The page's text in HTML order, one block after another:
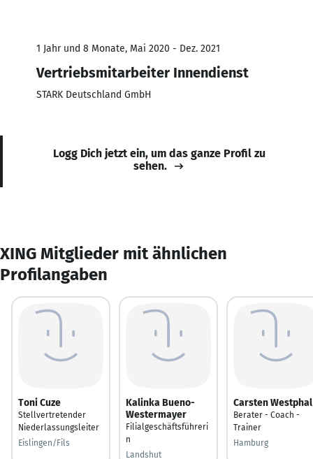
1 Jahr und 8 Monate, Mai 2020 - Dez. 2021
Vertriebsmitarbeiter Innendienst
STARK Deutschland GmbH
Logg Dich jetzt ein, um das ganze Profil zu
sehen.
XING Mitglieder mit ähnlichen
Profilangaben
Toni Cuze
Stellvertretender
Niederlassungsleiter
Eislingen/Fils
Kalinka Bueno-
Westermayer
Filialgeschäftsführeri
n
Landshut
Carsten Westphal
Berater - Coach -
Trainer
Hamburg